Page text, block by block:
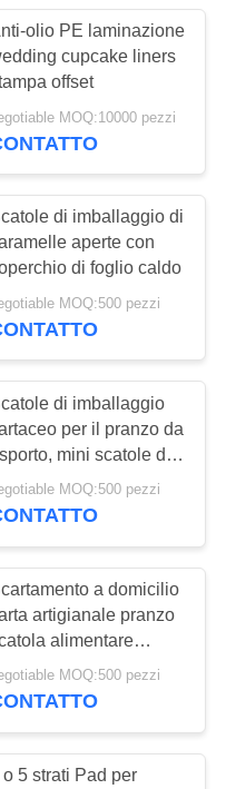
in
del
43
olio PE laminazione
cupcake liners
offset
MOQ:10000 pezzi
di imballaggio di
aperte con
di foglio caldo
MOQ:500 pezzi
di imballaggio
per il pranzo da
mini scatole di
al dettaglio
MOQ:500 pezzi
a domicilio
artigianale pranzo
alimentare
di cibo carta
standard
MOQ:500 pezzi
o 5 strati Pad per